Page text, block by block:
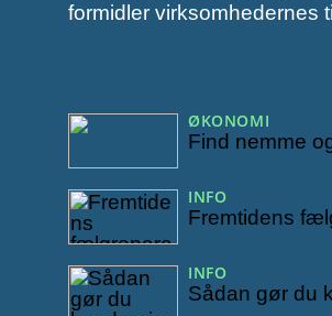
formidler virksomhedernes
ØKONOMI
Find nemme
INFO
Fremtidens
INFO
Sådan gør du